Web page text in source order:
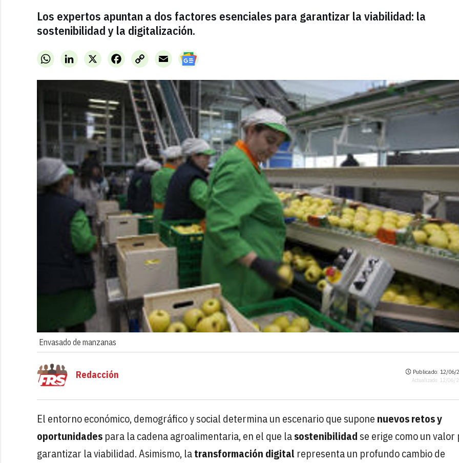
Los expertos apuntan a dos factores esenciales para garantizar la viabilidad: la
sostenibilidad y la digitalización.
WhatsAppLinkedInX FacebookCopy
Link
Email
Envasado de manzanas
Redacción Publicado: 12/06/
Actualizado: 12/06/
El entorno económico, demográfico y social determina un escenario que supone nuevos retos y
oportunidades para la cadena agroalimentaria, en el que lasostenibilidad se erige como un valor
garantizar la viabilidad. Asimismo, latransformación digital representa un profundo cambio de